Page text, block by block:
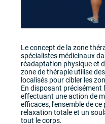
Le concept de la zone
spécialistes médicinaux
réadaptation physique et
zone de thérapie utilise
localisés pour cibler les
En disposant précisément
effectuant une action de
efficaces, l'ensemble de
relaxation totale et un
tout le corps.